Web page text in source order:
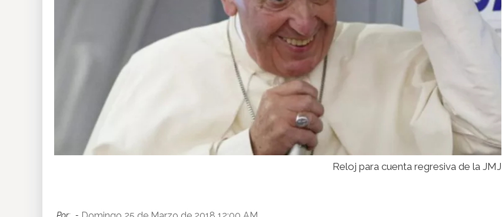
Reloj para cuenta regresiva de la JMJ